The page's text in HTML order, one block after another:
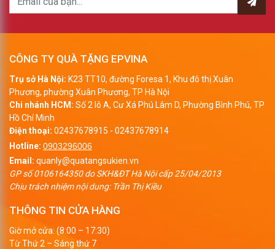
CÔNG TY QUÀ TẶNG EPVINA
Trụ sở Hà Nội: K23 TT10, đường Foresa 1, Khu đô thị Xuân
Phương, phường Xuân Phương, TP Hà Nội
Chi nhánh HCM: Số 2 lô A, Cư Xá Phú Lâm D, Phường Bình Phú, TP
Hồ Chí Minh
Điện thoại: 02437678915 - 02437678914
Hotline: 0903296006
Email: quanly@quatangsukien.vn
GP số 0106164350 do SKH&ĐT Hà Nội cấp 25/04/2013
Chịu trách nhiệm nội dung: Trần Thị Kiều
THÔNG TIN CỬA HÀNG
Giờ mở cửa: (8:00 – 17:30)
Từ Thứ 2 – Sáng thứ 7